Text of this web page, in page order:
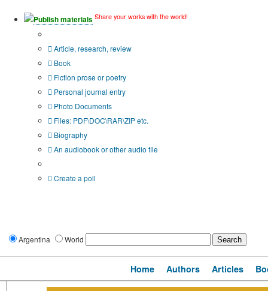
Publish materials Share your works with the world!
Article, research, review
Book
Fiction prose or poetry
Personal journal entry
Photo Documents
Files: PDF\DOC\RAR\ZIP etc.
Biography
An audiobook or other audio file
Create a poll
Argentina World
Home Authors Articles